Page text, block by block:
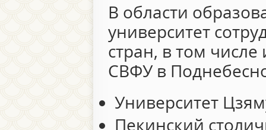
В области
университет
стран, в том
СВФУ в
Университет
Пекинский